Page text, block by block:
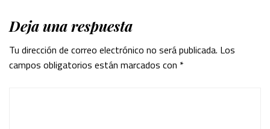
Deja una respuesta
Tu dirección de correo electrónico no será publicada. Los
campos obligatorios están marcados con *